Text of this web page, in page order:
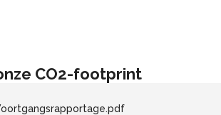
CO2-footprint